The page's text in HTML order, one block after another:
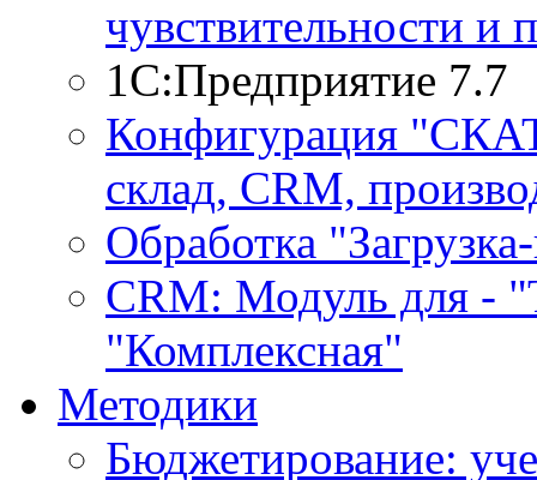
чувствительности и
1С:Предприятие 7.7
Конфигурация
склад, CRM,
Обработка
CRM: Модуль для -
"Комплексная"
Методики
Бюджетирование: